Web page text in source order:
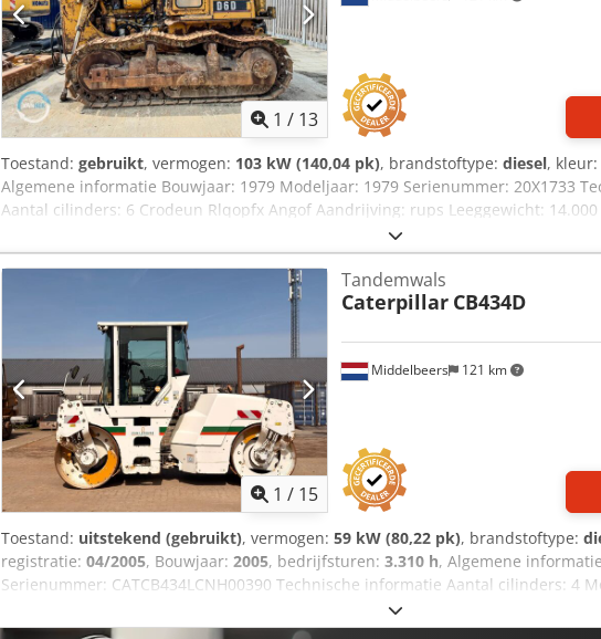
1 / 13
Toestand: gebruikt, vermogen: 103 kW (140,04 pk), brandstoftype: diesel, kleur:
Algemene informatie Bouwjaar: 1979 Modeljaar: 1979 Serienummer: 20X1733
Aantal cilinders: 6 Crodeun Rlqopfx Angof Aandrijving: rups Leeggewicht:
gemiddeld Technische staat: goed Optische staat: slecht Financiële informatie
informatie Neem contact op met Ernst van Hek voor meer informatie.
1 / 15
Middelbeers 121 km
Tandemwals
Caterpillar CB434D
Toestand: uitstekend (gebruikt), vermogen: 59 kW (80,22 pk), brandstoftype:
registratie: 04/2005, Bouwjaar: 2005, bedrijfsturen: 3.310 h, Algemene
Serienummer: CATCB434LCNH00390 Technische informatie Aantal cilinders: 4
Aandrijving: Wiel Leeggewicht: 7.500 kg Functioneel Werkbreedte: 150 cm Staat
goed Optische staat: zeer goed Schade: geen Financiële informatie Crjdoyzz E